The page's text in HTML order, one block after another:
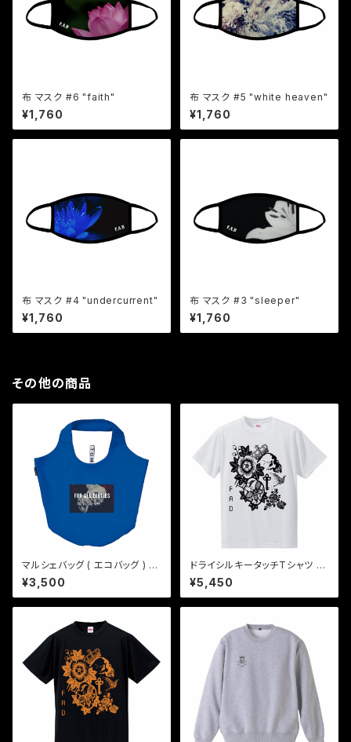
布 マスク #6 "faith"
¥1,760
布 マスク #5 "white heaven"
¥1,760
布 マスク #4 "undercurrent"
¥1,760
布 マスク #3 "sleeper"
¥1,760
その他の商品
マルシェバッグ ( エコバッグ ) "b
one flower" - ブルー
¥3,500
ドライシルキータッチTシャツ 黒
×白 "the key"
¥5,450